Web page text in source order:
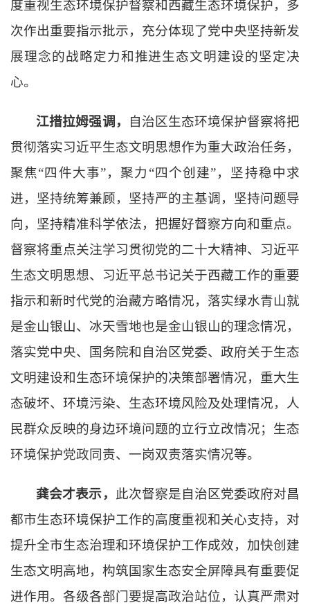
度重视生态环境保护督察和西藏生态环境保护，多
次作出重要指示批示，充分体现了党中央坚持新发
展理念的战略定力和推进生态文明建设的坚定决
心。
江措拉姆强调，
自治区生态环境保护督察将把
贯彻落实习近平生态文明思想作为重大政治任务，
聚焦“四件大事”，聚力“四个创建”，坚持稳中求
进，坚持统筹兼顾，坚持严的主基调，坚持问题导
向，坚持精准科学依法，把握好督察方向和重点。
督察将重点关注学习贯彻党的二十大精神、习近平
生态文明思想、习近平总书记关于西藏工作的重要
指示和新时代党的治藏方略情况，落实绿水青山就
是金山银山、冰天雪地也是金山银山的理念情况，
落实党中央、国务院和自治区党委、政府关于生态
文明建设和生态环境保护的决策部署情况，重大生
态破坏、环境污染、生态环境风险及处理情况，人
民群众反映的身边环境问题的立行立改情况；生态
环境保护党政同责、一岗双责落实情况等。
龚会才表示， 此次督察是自治区党委政府对昌
都市生态环境保护工作的高度重视和关心支持，对
提升全市生态治理和环境保护工作成效，加快创建
生态文明高地，构筑国家生态安全屏障具有重要促
进作用。各级各部门要提高政治站位，认真严肃对